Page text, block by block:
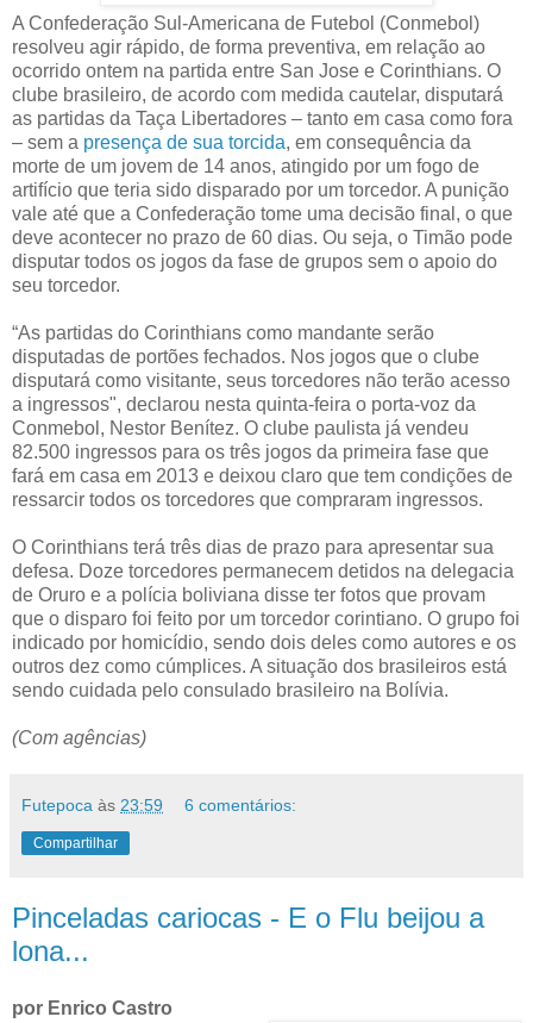
A Confederação Sul-Americana de Futebol (Conmebol)
resolveu agir rápido, de forma preventiva, em relação ao
ocorrido ontem na partida entre San Jose e Corinthians. O
clube brasileiro, de acordo com medida cautelar, disputará
as partidas da Taça Libertadores – tanto em casa como fora
– sem a presença de sua torcida, em consequência da
morte de um jovem de 14 anos, atingido por um fogo de
artifício que teria sido disparado por um torcedor. A punição
vale até que a Confederação tome uma decisão final, o que
deve acontecer no prazo de 60 dias. Ou seja, o Timão pode
disputar todos os jogos da fase de grupos sem o apoio do
seu torcedor.
“As partidas do Corinthians como mandante serão
disputadas de portões fechados. Nos jogos que o clube
disputará como visitante, seus torcedores não terão acesso
a ingressos", declarou nesta quinta-feira o porta-voz da
Conmebol, Nestor Benítez. O clube paulista já vendeu
82.500 ingressos para os três jogos da primeira fase que
fará em casa em 2013 e deixou claro que tem condições de
ressarcir todos os torcedores que compraram ingressos.
O Corinthians terá três dias de prazo para apresentar sua
defesa. Doze torcedores permanecem detidos na delegacia
de Oruro e a polícia boliviana disse ter fotos que provam
que o disparo foi feito por um torcedor corintiano. O grupo foi
indicado por homicídio, sendo dois deles como autores e os
outros dez como cúmplices. A situação dos brasileiros está
sendo cuidada pelo consulado brasileiro na Bolívia.
(Com agências)
Futepoca às 23:59 6 comentários:
Compartilhar
Pinceladas cariocas - E o Flu beijou a
lona...
por Enrico Castro